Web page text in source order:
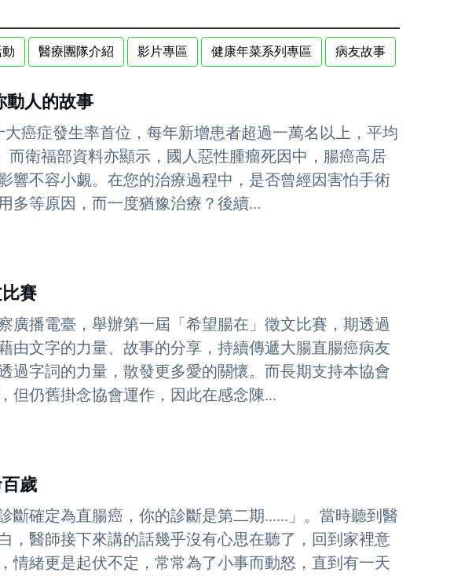
醫療團隊介紹 影片專區 健康年菜系列專區 病友故事
動人的故事
癌症發生率首位，每年新增患者超過一萬名以上，平均
而衛福部資料亦顯示，國人惡性腫瘤死因中，腸癌高居
響不容小覷。在您的治療過程中，是否曾經因害怕手術
多等原因，而一度猶豫治療？後續...
賽
廣播電臺，舉辦第一屆「希望腸在」徵文比賽，期透過
由文字的力量、故事的分享，持續傳遞大腸直腸癌病友
過字詞的力量，散發更多愛的關懷。而長期支持本協會
但仍舊掛念協會運作，因此在感念陳...
歲
斷確定為直腸癌，你的診斷是第二期......」。當時聽到醫
，醫師接下來講的話幾乎沒有心思在聽了，回到家裡意
情緒更是起伏不定，常常為了小事而動怒，直到有一天